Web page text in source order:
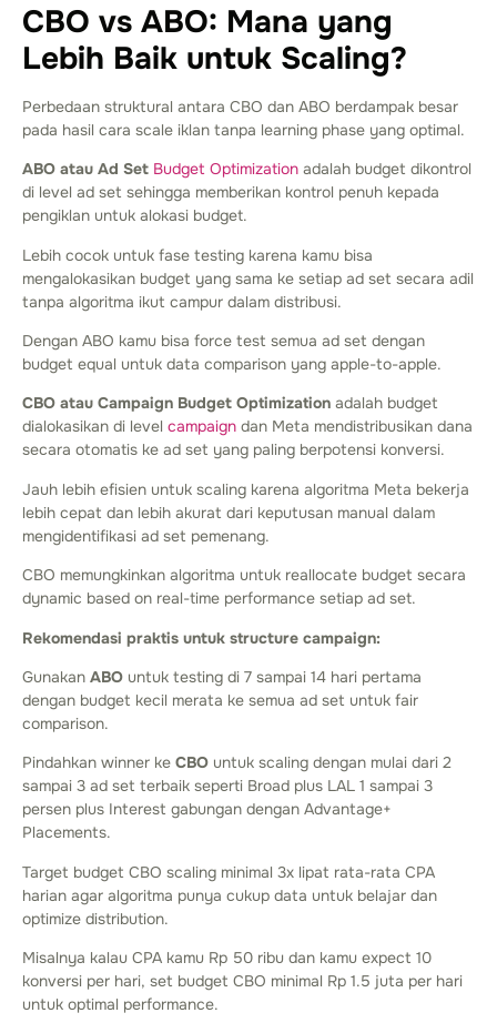
CBO vs ABO: Mana yang
Lebih Baik untuk Scaling?
Perbedaan struktural antara CBO dan ABO berdampak besar
pada hasil cara scale iklan tanpa learning phase yang optimal.
ABO atau Ad Set Budget Optimization adalah budget dikontrol
di level ad set sehingga memberikan kontrol penuh kepada
pengiklan untuk alokasi budget.
Lebih cocok untuk fase testing karena kamu bisa
mengalokasikan budget yang sama ke setiap ad set secara adil
tanpa algoritma ikut campur dalam distribusi.
Dengan ABO kamu bisa force test semua ad set dengan
budget equal untuk data comparison yang apple-to-apple.
CBO atau Campaign Budget Optimization adalah budget
dialokasikan di level campaign dan Meta mendistribusikan dana
secara otomatis ke ad set yang paling berpotensi konversi.
Jauh lebih efisien untuk scaling karena algoritma Meta bekerja
lebih cepat dan lebih akurat dari keputusan manual dalam
mengidentifikasi ad set pemenang.
CBO memungkinkan algoritma untuk reallocate budget secara
dynamic based on real-time performance setiap ad set.
Rekomendasi praktis untuk structure campaign:
Gunakan ABO untuk testing di 7 sampai 14 hari pertama
dengan budget kecil merata ke semua ad set untuk fair
comparison.
Pindahkan winner ke CBO untuk scaling dengan mulai dari 2
sampai 3 ad set terbaik seperti Broad plus LAL 1 sampai 3
persen plus Interest gabungan dengan Advantage+
Placements.
Target budget CBO scaling minimal 3x lipat rata-rata CPA
harian agar algoritma punya cukup data untuk belajar dan
optimize distribution.
Misalnya kalau CPA kamu Rp 50 ribu dan kamu expect 10
konversi per hari, set budget CBO minimal Rp 1.5 juta per hari
untuk optimal performance.